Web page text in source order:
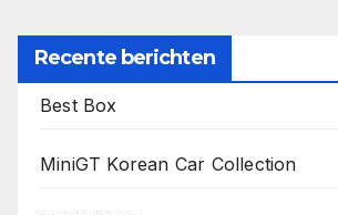
Recente berichten
Best Box
MiniGT Korean Car Collection